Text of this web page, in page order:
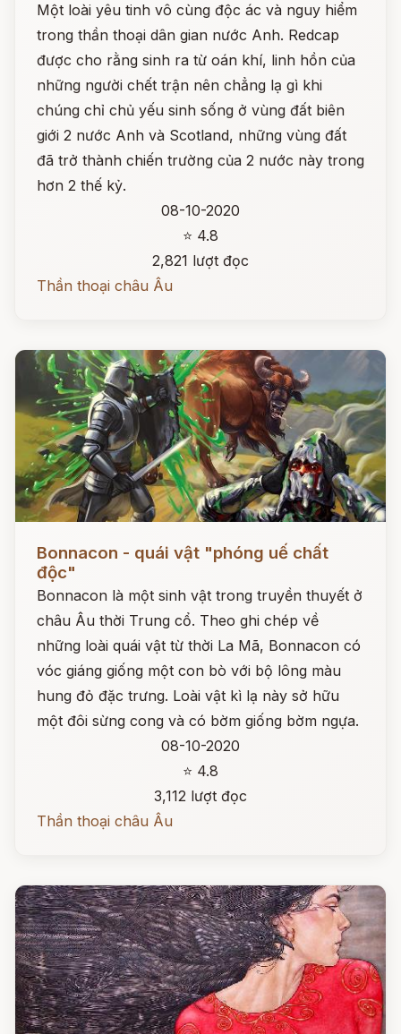
Một loài yêu tinh vô cùng độc ác và nguy hiểm
trong thần thoại dân gian nước Anh. Redcap
được cho rằng sinh ra từ oán khí, linh hồn của
những người chết trận nên chẳng lạ gì khi
chúng chỉ chủ yếu sinh sống ở vùng đất biên
giới 2 nước Anh và Scotland, những vùng đất
đã trở thành chiến trường của 2 nước này trong
hơn 2 thế kỷ.
08-10-2020
⭐ 4.8
2,821 lượt đọc
Thần thoại châu Âu
Bonnacon - quái vật "phóng uế chất
độc"
Bonnacon là một sinh vật trong truyền thuyết ở
châu Âu thời Trung cổ. Theo ghi chép về
những loài quái vật từ thời La Mã, Bonnacon có
vóc giáng giống một con bò với bộ lông màu
hung đỏ đặc trưng. Loài vật kì lạ này sở hữu
một đôi sừng cong và có bờm giống bờm ngựa.
08-10-2020
⭐ 4.8
3,112 lượt đọc
Thần thoại châu Âu